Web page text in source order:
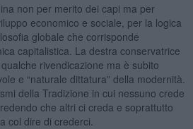
non per merito dei capi ma per
economico e sociale, per la logica
globale che corrisponde
capitalistica. La destra conservatrice
rivendicazione ma è subito
e “naturale dittatura” della modernità.
della Tradizione in cui nessuno crede
che altri ci creda e soprattutto
col dire di crederci.